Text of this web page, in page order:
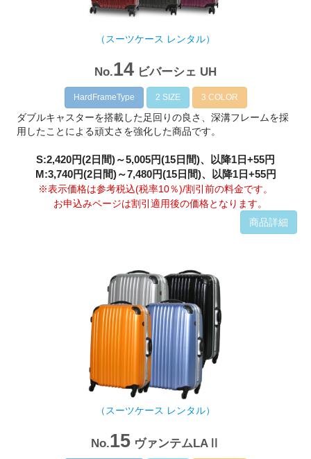
（スーツケース レンタル）
No.14 ビバーシェ UH
HardFrameType 2 SIZE 3 COLOR
ダブルキャスターを搭載した足回りの良さ、深溝フレームを採
用したことによる頑丈さを強化した商品です。
S:2,420円(2日間)～5,005円(15日間)、以降1日+55円
M:3,740円(2日間)～7,480円(15日間)、以降1日+55円
※表示価格は参考税込(税率10％)/割引前の料金です。
お申込みページは割引適用後の価格となります。
商品詳細
（スーツケース レンタル）
No.15 ヴァンテムLAⅡ